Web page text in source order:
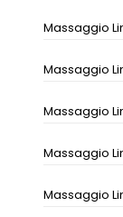
Massaggio
Massaggio
Massaggio
Massaggio
Massaggio